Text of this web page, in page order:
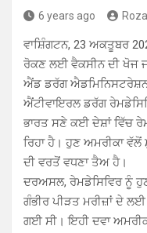
6 years ago
ਵਾਸ਼ਿੰਗਟਨ, 23 ਅਕਤੂਬਰ
ਰੋਕਣ ਲਈ ਵੈਕਸੀਨ ਦੀ ਖੋਜ
ਐਂਡ ਡਰੱਗ
ਐਂਟੀਵਾਇਰਲ ਡਰੱਗ
ਭਾਰਤ ਸਣੇ ਕਈ ਦੇਸ਼ਾਂ ਵਿੱਚ
ਰਿਹਾ ਹੈ। ਹੁਣ ਅਮਰੀਕਾ
ਦੀ ਵਰਤੋਂ ਵਧਣਾ ਤੈਅ ਹੈ।
ਦਰਅਸਲ, ਰੇਮਡੇਸਿਵਿਰ ਨੂੰ
ਗੰਭੀਰ ਪੀੜਤ ਮਰੀਜ਼ਾਂ ਦੇ
ਗਈ ਸੀ। ਇਹੀ ਦਵਾ